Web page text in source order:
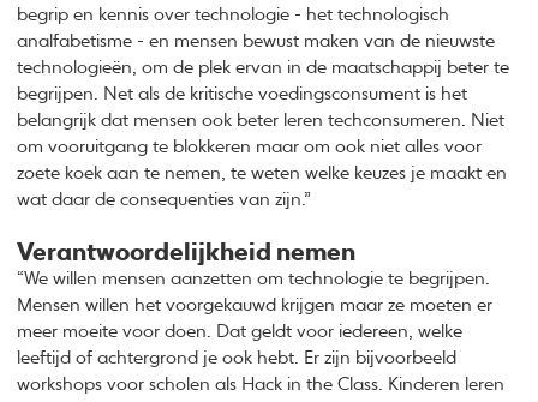
begrip en kennis over technologie - het technologisch
analfabetisme - en mensen bewust maken van de nieuwste
technologieën, om de plek ervan in de maatschappij beter te
begrijpen. Net als de kritische voedingsconsument is het
belangrijk dat mensen ook beter leren techconsumeren. Niet
om vooruitgang te blokkeren maar om ook niet alles voor
zoete koek aan te nemen, te weten welke keuzes je maakt en
wat daar de consequenties van zijn.”
Verantwoordelijkheid nemen
“We willen mensen aanzetten om technologie te begrijpen.
Mensen willen het voorgekauwd krijgen maar ze moeten er
meer moeite voor doen. Dat geldt voor iedereen, welke
leeftijd of achtergrond je ook hebt. Er zijn bijvoorbeeld
workshops voor scholen als Hack in the Class. Kinderen leren